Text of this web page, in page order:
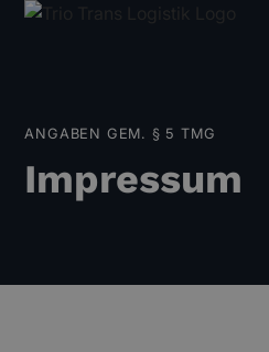
ANGABEN GEM. § 5 TMG
Impressum